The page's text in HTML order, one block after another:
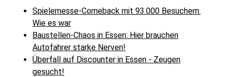
Spielemesse-Comeback mit 93.000 Besuchern:
Wie es war
Baustellen-Chaos in Essen: Hier brauchen
Autofahrer starke Nerven!
Überfall auf Discounter in Essen - Zeugen
gesucht!